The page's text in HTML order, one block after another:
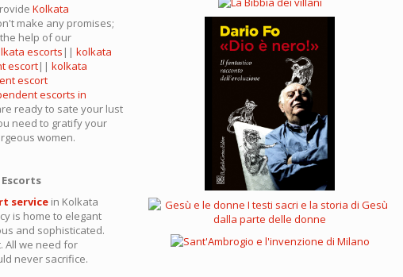
Kolkata
make any promises;
help of our
escorts || kolkata
escort|| kolkata
escort
escorts in
ready to sate your lust
need to gratify your
women.
service in Kolkata
is home to elegant
and sophisticated.
All we need for
never sacrifice.